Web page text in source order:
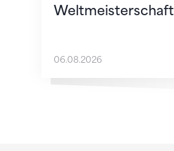
Weltmeisterschaft
06.08.2026